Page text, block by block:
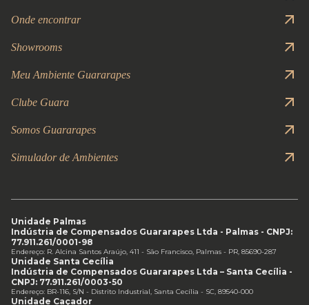
Onde encontrar
Showrooms
Meu Ambiente Guararapes
Clube Guara
Somos Guararapes
Simulador de Ambientes
Unidade Palmas
Indústria de Compensados Guararapes Ltda - Palmas - CNPJ:
77.911.261/0001-98
Endereço: R. Alcina Santos Araújo, 411 - São Francisco, Palmas - PR, 85690-287
Unidade Santa Cecília
Indústria de Compensados Guararapes Ltda – Santa Cecília -
CNPJ: 77.911.261/0003-50
Endereço: BR-116, S/N - Distrito Industrial, Santa Cecília - SC, 89540-000
Unidade Caçador